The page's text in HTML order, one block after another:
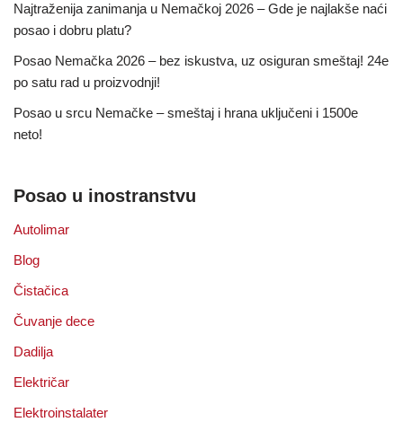
Najtraženija zanimanja u Nemačkoj 2026 – Gde je najlakše naći
posao i dobru platu?
Posao Nemačka 2026 – bez iskustva, uz osiguran smeštaj! 24e
po satu rad u proizvodnji!
Posao u srcu Nemačke – smeštaj i hrana uključeni i 1500e
neto!
Posao u inostranstvu
Autolimar
Blog
Čistačica
Čuvanje dece
Dadilja
Električar
Elektroinstalater